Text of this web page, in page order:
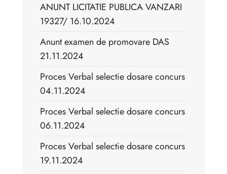
ANUNT LICITATIE PUBLICA VANZARI
19327/ 16.10.2024
Anunt examen de promovare DAS
21.11.2024
Proces Verbal selectie dosare concurs
04.11.2024
Proces Verbal selectie dosare concurs
06.11.2024
Proces Verbal selectie dosare concurs
19.11.2024